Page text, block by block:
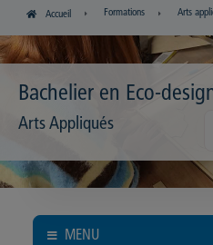
Accueil Formations Arts
Bachelier en Eco-
Arts Appliqués
MENU